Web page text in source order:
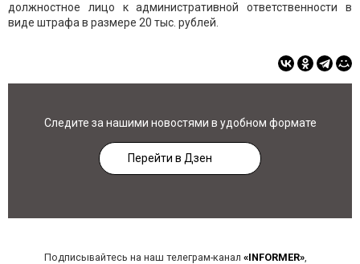
должностное лицо к административной ответственности в
виде штрафа в размере 20 тыс. рублей.
Следите за нашими новостями в удобном формате
Перейти в Дзен
Подписывайтесь на наш телеграм-канал «INFORMER»,